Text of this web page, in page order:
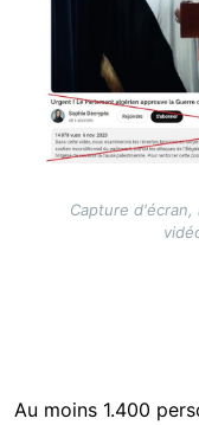
Capture
Au moins 1.400